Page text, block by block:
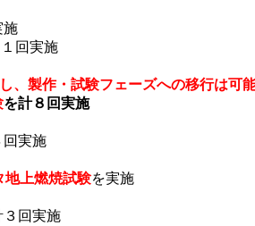
施
回実施
、製作・試験フェーズへの移行は可
を計８回実施
回実施
地上燃焼試験を実施
３回実施